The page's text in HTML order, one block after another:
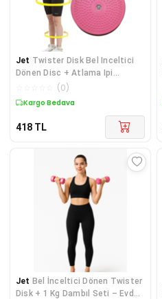
Jet Twister Disk Bel Inceltici
Dönen Disc + Atlama Ipi
Kondisyon Spor Aleti Incelme
(0)
Kargo Bedava
418 TL
Jet Bel İnceltici Dönen Twister
Disk + 1 Kg Dambıl Seti – Evde